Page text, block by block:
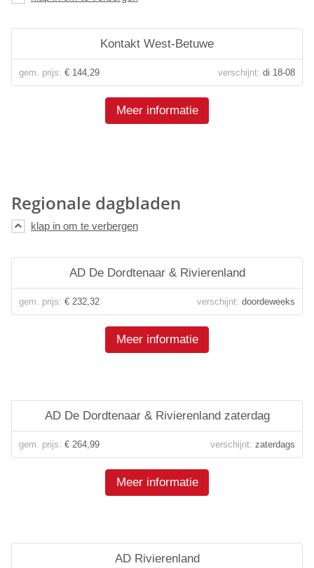
Kontakt West-Betuwe
gem. prijs: € 144,29 verschijnt: di 18-08
Meer informatie
Regionale dagbladen
AD De Dordtenaar & Rivierenland
gem. prijs: € 232,32 verschijnt: doordeweeks
Meer informatie
AD De Dordtenaar & Rivierenland zaterdag
gem. prijs: € 264,99 verschijnt: zaterdags
Meer informatie
AD Rivierenland